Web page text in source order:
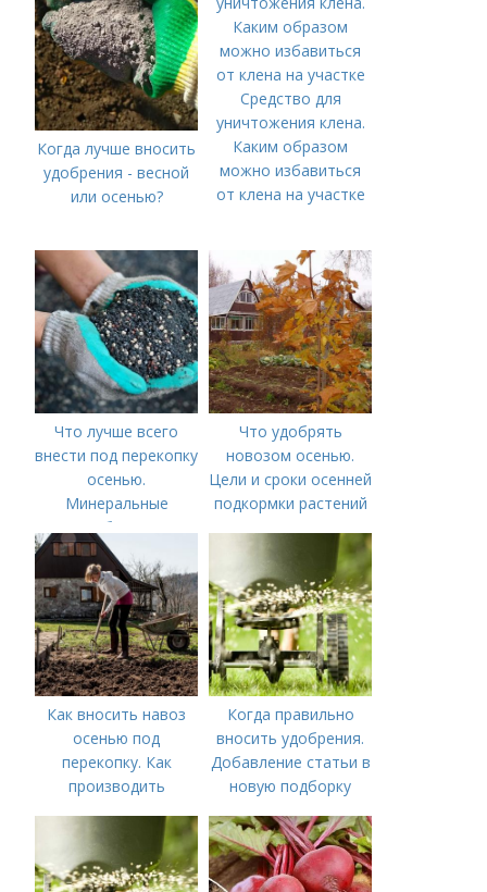
Когда лучше вносить
удобрения - весной
или осенью?
Средство для
уничтожения клена.
Каким образом
можно избавиться
от клена на участке
Что лучше всего
внести под перекопку
осенью.
Минеральные
удобрения
Что удобрять
новозом осенью.
Цели и сроки осенней
подкормки растений
Как вносить навоз
осенью под
перекопку. Как
производить
Когда правильно
вносить удобрения.
Добавление статьи в
новую подборку